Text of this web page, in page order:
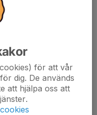
för att vår
dig. De används
att hjälpa oss att